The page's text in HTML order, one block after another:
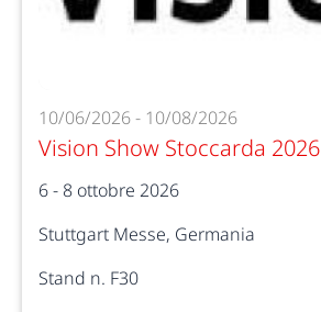
10/06/2026 - 10/08/2026
Vision Show Stoccarda 2026
6 - 8 ottobre 2026
Stuttgart Messe, Germania
Stand n. F30